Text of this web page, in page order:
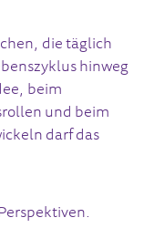
die täglich
hinweg
beim
und beim
darf das